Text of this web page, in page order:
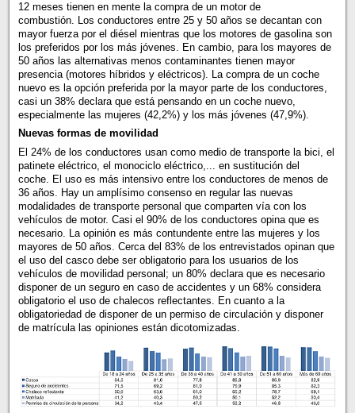
12 meses tienen en mente la compra de un motor de
combustión. Los conductores entre 25 y 50 años se decantan con
mayor fuerza por el diésel mientras que los motores de gasolina son
los preferidos por los más jóvenes. En cambio, para los mayores de
50 años las alternativas menos contaminantes tienen mayor
presencia (motores híbridos y eléctricos). La compra de un coche
nuevo es la opción preferida por la mayor parte de los conductores,
casi un 38% declara que está pensando en un coche nuevo,
especialmente las mujeres (42,2%) y los más jóvenes (47,9%).
Nuevas formas de movilidad
El 24% de los conductores usan como medio de transporte la bici, el
patinete eléctrico, el monociclo eléctrico,... en sustitución del
coche. El uso es más intensivo entre los conductores de menos de
36 años. Hay un amplísimo consenso en regular las nuevas
modalidades de transporte personal que comparten vía con los
vehículos de motor. Casi el 90% de los conductores opina que es
necesario. La opinión es más contundente entre las mujeres y los
mayores de 50 años. Cerca del 83% de los entrevistados opinan que
el uso del casco debe ser obligatorio para los usuarios de los
vehículos de movilidad personal; un 80% declara que es necesario
disponer de un seguro en caso de accidentes y un 68% considera
obligatorio el uso de chalecos reflectantes. En cuanto a la
obligatoriedad de disponer de un permiso de circulación y disponer
de matrícula las opiniones están dicotomizadas.